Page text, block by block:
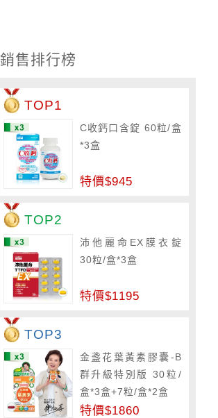
銷售排行榜
TOP1
C收鈣口含錠 60粒/盒
*3盒
特價$945
TOP2
沛他麗命EX膜衣錠
30粒/盒*3盒
特價$1195
TOP3
金盞花葉黃素膠囊-B
群升級特別版 30粒/
盒*3盒+7粒/盒*2盒
特價$1860